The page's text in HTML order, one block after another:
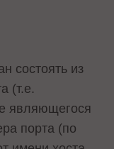
состоять из
(т.е.
являющегося
порта (по